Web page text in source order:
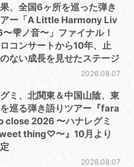
、全国6ヶ所を巡った弾き
ー「A Little Harmony Liv
雫ノ音〜」ファイナル！
コンサートから10年、止
ない成長を見せたステージ
2026.08.07
ミ、北関東＆中国山陰、東
巡る弾き語りツアー『fara
close 2026 〜ハナレグミ
thing♡〜』10月より
2026.08.07